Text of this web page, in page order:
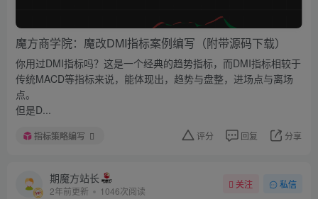
魔方商学院：魔改DMI指标案例编写（附带源码下载）
你用过DMI指标吗？这是一个经典的趋势指标，而DMI指标相较于
传统MACD等指标来说，能体现出，趋势与盘整，进场点与离场
点。
但是D...
指标策略编写 评分 回复 分享
期魔方站长
2年前更新 1046次阅读
关注 私信